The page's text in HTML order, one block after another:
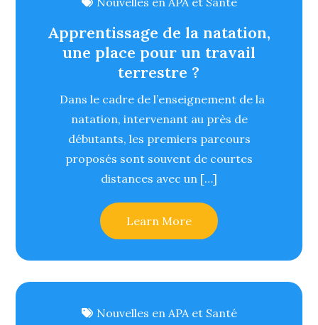
Apprentissage de la natation,
une place pour un travail
terrestre ?
Dans le cadre de l’enseignement de la
natation, intervenant au près de
débutants, les premiers parcours
proposés sont souvent de courtes
distances avec un […]
Learn More
Nouvelles en APA et Santé